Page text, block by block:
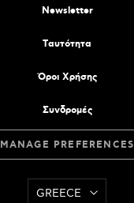
Newsletter
Tαυτότητα
Όροι Χρήσης
Συνδρομές
MANAGE PREFERENCES
GREECE